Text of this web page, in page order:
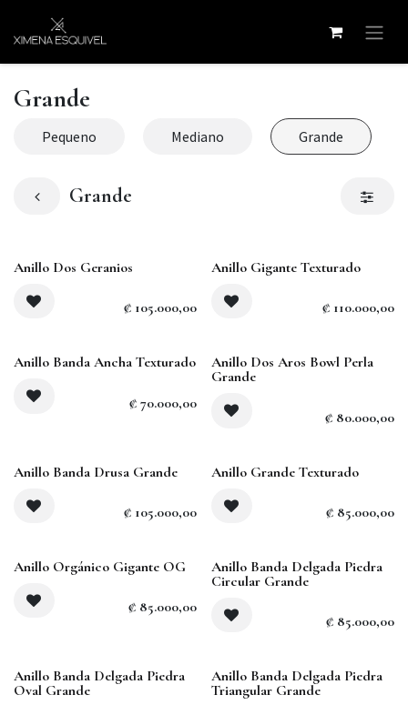
Grande
Pequeno Mediano Grande
Grande
Anillo Dos Geranios
₡ 105.000,00
Anillo Gigante Texturado
₡ 110.000,00
Anillo Banda Ancha Texturado
₡ 70.000,00
Anillo Dos Aros Bowl Perla
Grande
₡ 80.000,00
Anillo Banda Drusa Grande
₡ 105.000,00
Anillo Grande Texturado
₡ 85.000,00
Agotado
Anillo Orgánico Gigante OG
₡ 85.000,00
Anillo Banda Delgada Piedra
Circular Grande
₡ 85.000,00
Anillo Banda Delgada Piedra
Oval Grande
Anillo Banda Delgada Piedra
Triangular Grande